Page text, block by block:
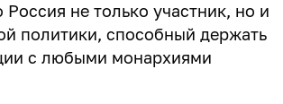
Россия не только участник, но и
политики, способный держать
с любыми монархиями